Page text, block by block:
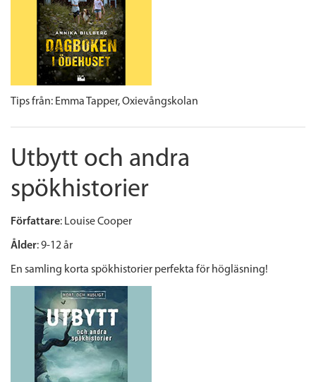
Tips från: Emma Tapper,Oxievångskolan
Utbytt och andra
spökhistorier
Författare: Louise Cooper
Ålder: 9-12 år
En samling korta spökhistorier perfekta för högläsning!